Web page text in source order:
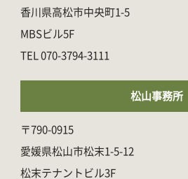
香川県高松市中央町1-5
MBSビル5F
070-3794-3111
松山事務所
〒790-0915
愛媛県松山市松末1-5-12
松末テナントビル3F